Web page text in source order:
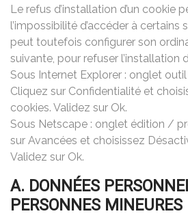
Le refus d’installation d’un cookie
l’impossibilité d’accéder à certains
peut toutefois configurer son
suivante, pour refuser l’installation
Sous Internet Explorer : onglet
Cliquez sur Confidentialité et
cookies. Validez sur Ok.
Sous Netscape : onglet édition /
sur Avancées et choisissez
Validez sur Ok.
A. DONNÉES
PERSONNES MINEURES